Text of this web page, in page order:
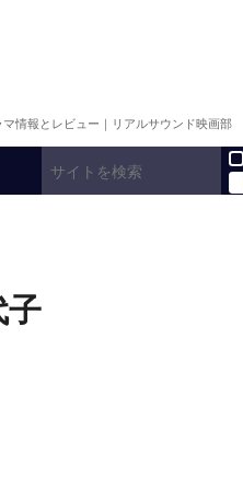
情報とレビュー｜リアルサウンド映画部